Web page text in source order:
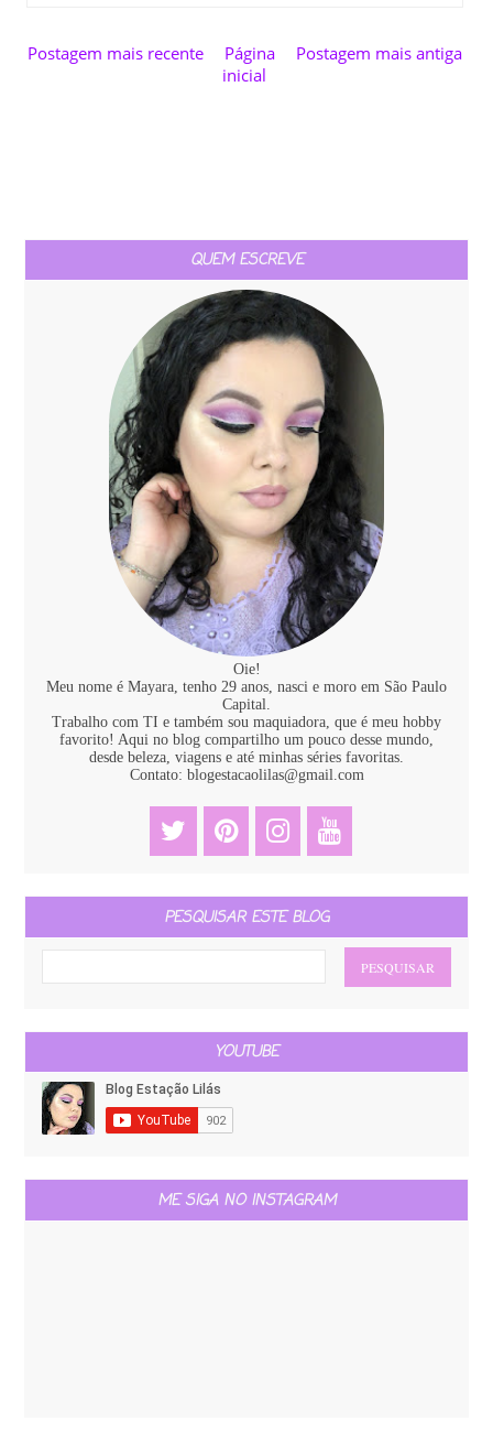
Postagem mais recente Postagem mais antiga
Página
inicial
QUEM ESCREVE
Oie!
Meu nome é Mayara, tenho 29 anos, nasci e moro em São Paulo
Capital.
Trabalho com TI e também sou maquiadora, que é meu hobby
favorito! Aqui no blog compartilho um pouco desse mundo,
desde beleza, viagens e até minhas séries favoritas.
Contato: blogestacaolilas@gmail.com
PESQUISAR ESTE BLOG
YOUTUBE
ME SIGA NO INSTAGRAM